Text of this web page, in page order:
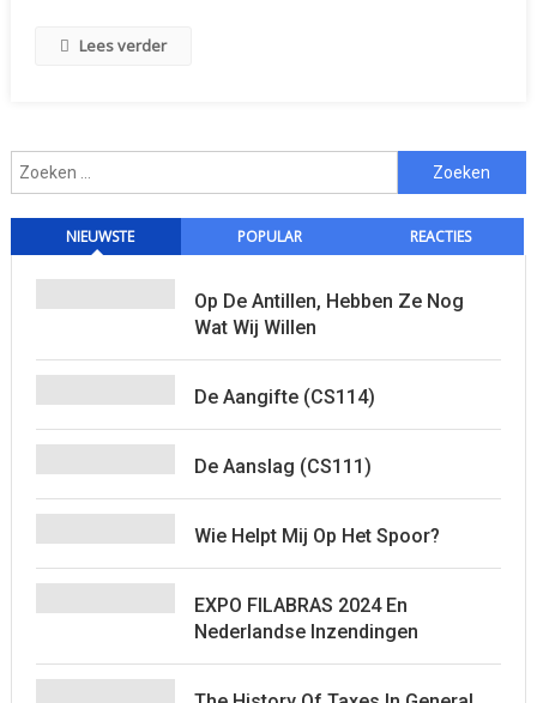
Lees verder
Zoeken
naar:
NIEUWSTE POPULAR REACTIES
Op De Antillen, Hebben Ze Nog
Wat Wij Willen
De Aangifte (CS114)
De Aanslag (CS111)
Wie Helpt Mij Op Het Spoor?
EXPO FILABRAS 2024 En
Nederlandse Inzendingen